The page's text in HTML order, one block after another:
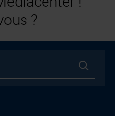
?